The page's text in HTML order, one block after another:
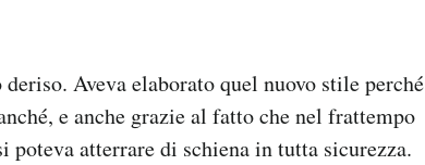
Aveva elaborato quel nuovo stile perché
e anche grazie al fatto che nel frattempo
atterrare di schiena in tutta sicurezza.